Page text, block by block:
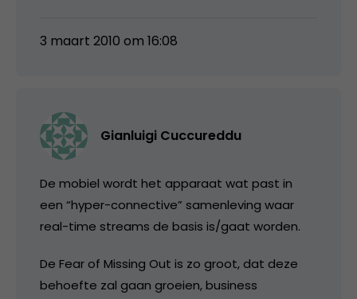
3 maart 2010 om 16:08
Gianluigi Cuccureddu
De mobiel wordt het apparaat wat past in
een “hyper-connective” samenleving waar
real-time streams de basis is/gaat worden.
De Fear of Missing Out is zo groot, dat deze
behoefte zal gaan groeien, business